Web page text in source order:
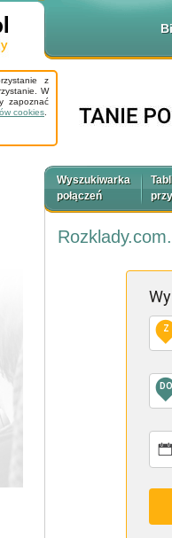
z
W
zapoznać
cookies
Wyszukiwarka
połączeń
Z
DO